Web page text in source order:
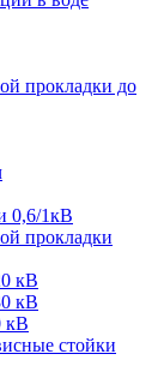
прокладки до
0,6/1кВ
прокладки
кВ
кВ
кВ
стойки